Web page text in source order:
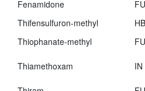
Fenamidone FU
Thifensulfuron-methyl
HB
Thiophanate-methyl
FU
Thiamethoxam
IN